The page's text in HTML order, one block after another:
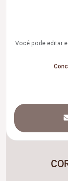
Você pode editar